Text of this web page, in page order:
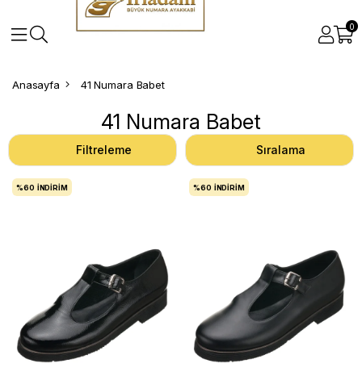
0
Anasayfa 41 Numara Babet
41 Numara Babet
Filtreleme Sıralama
%60 İNDIRIM %60 İNDIRIM